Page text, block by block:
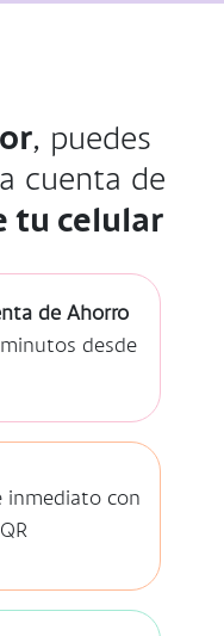
, puedes
cuenta de
tu celular
de Ahorro
desde
inmediato con